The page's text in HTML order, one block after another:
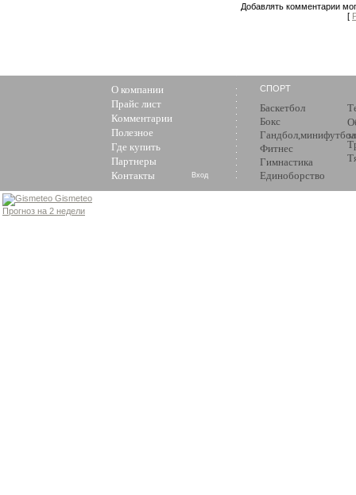
Добавлять комментарии
[
О компании
Прайс лист
Комментарии
Полезное
Где купить
Партнеры
Контакты
СПОРТ
Баскетбол
Бокс
Гандбол,минифутбол
Фитнес
Гимнастика
Единоборство
Вход
Gismeteo
Прогноз на 2 недели